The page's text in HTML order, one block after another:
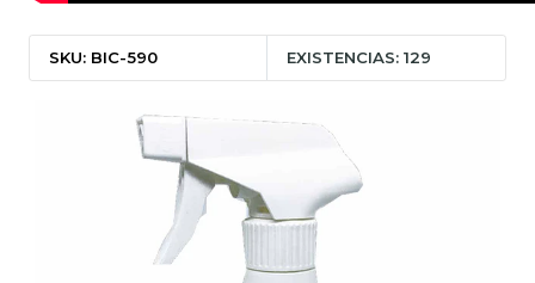
SKU: BIC-590 EXISTENCIAS: 129